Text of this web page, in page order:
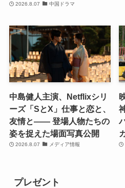
2026.8.07 中国ドラマ
中島健人主演、Netflixシリ
ーズ「SとX」仕事と恋と、
友情と―― 登場人物たちの
姿を捉えた場面写真公開
2026.8.07 メディア情報
プレゼント